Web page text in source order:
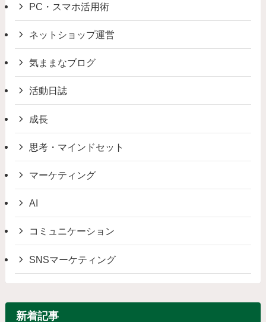
PC・スマホ活用術
ネットショップ運営
気ままなブログ
活動日誌
成長
思考・マインドセット
マーケティング
AI
コミュニケーション
SNSマーケティング
新着記事